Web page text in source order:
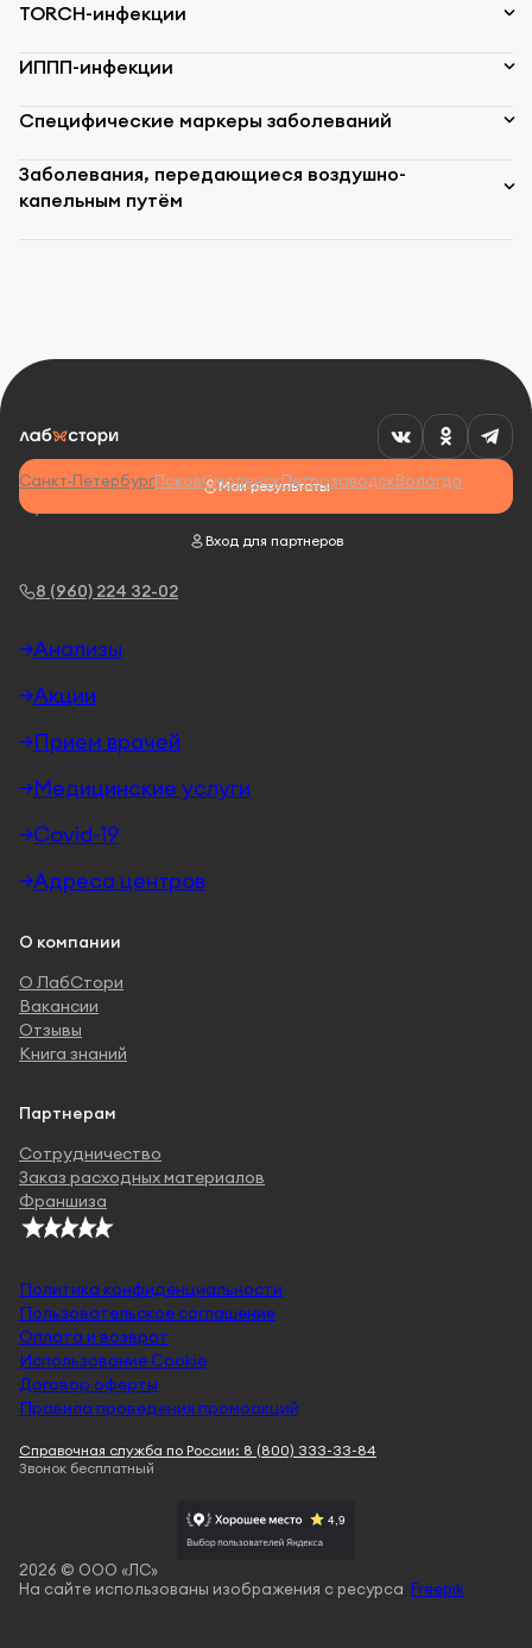
TORCH-инфекции
ИППП-инфекции
Специфические маркеры заболеваний
Заболевания, передающиеся воздушно-
капельным путём
8 (960) 224 32-02
Мои результаты
Вход для партнеров
Санкт-ПетербургПсковСмоленскПетрозаводскВологда
Анализы
Акции
Прием врачей
Медицинские услуги
Covid-19
Адреса центров
О компании
О ЛабСтори
Вакансии
Отзывы
Книга знаний
Партнерам
Сотрудничество
Заказ расходных материалов
Франшиза
Политика конфиденциальности
Пользовательское соглашение
Оплата и возврат
Использование Cookie
Договор оферты
Правила проведения промоакций
2026 © ООО «ЛС»
На сайте использованы изображения с ресурса Freepik
Справочная служба по России: 8 (800) 333-33-84
Звонок бесплатный